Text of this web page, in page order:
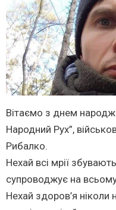
Вітаємо з днем
Народний Рух”,
Рибалко.
Нехай всі мрії
супроводжує на
Нехай здоров’я ніколи